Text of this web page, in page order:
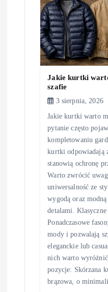
Jakie kurtki
szafie
3 sierpnia, 2026
Jakie kurtki warto
pytanie często
kompletowaniu
kurtki odpowiadają
stanowią ochronę
Warto zwrócić
uniwersalność ze
wygodą oraz
detalami.
Ponadczasowe
mody i pozwalają
eleganckie lub
nich warto
pozycje: Skórzana
brązowa, o